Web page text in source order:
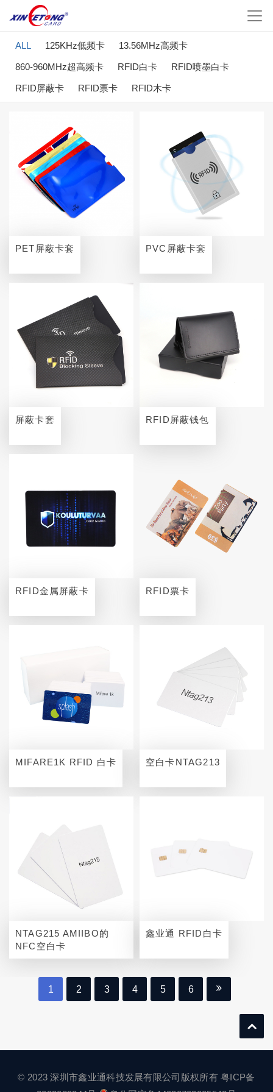
ALL 125KHz低频卡 13.56MHz高频卡
860-960MHz超高频卡 RFID白卡 RFID喷墨白卡
RFID屏蔽卡 RFID票卡 RFID木卡
PET屏蔽卡套 PVC屏蔽卡套
屏蔽卡套 RFID屏蔽钱包
RFID金属屏蔽卡 RFID票卡
MIFARE1K RFID 白卡 空白卡NTAG213
NTAG215 AMIIBO的
NFC空白卡
鑫业通 RFID白卡
1 2 3 4 5 6
© 2023 深圳市鑫业通科技发展有限公司版权所有粤ICP备